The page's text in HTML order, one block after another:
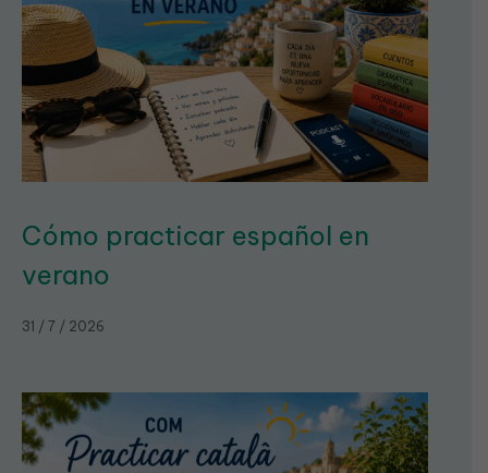
Cómo practicar español en
verano
31 / 7 / 2026